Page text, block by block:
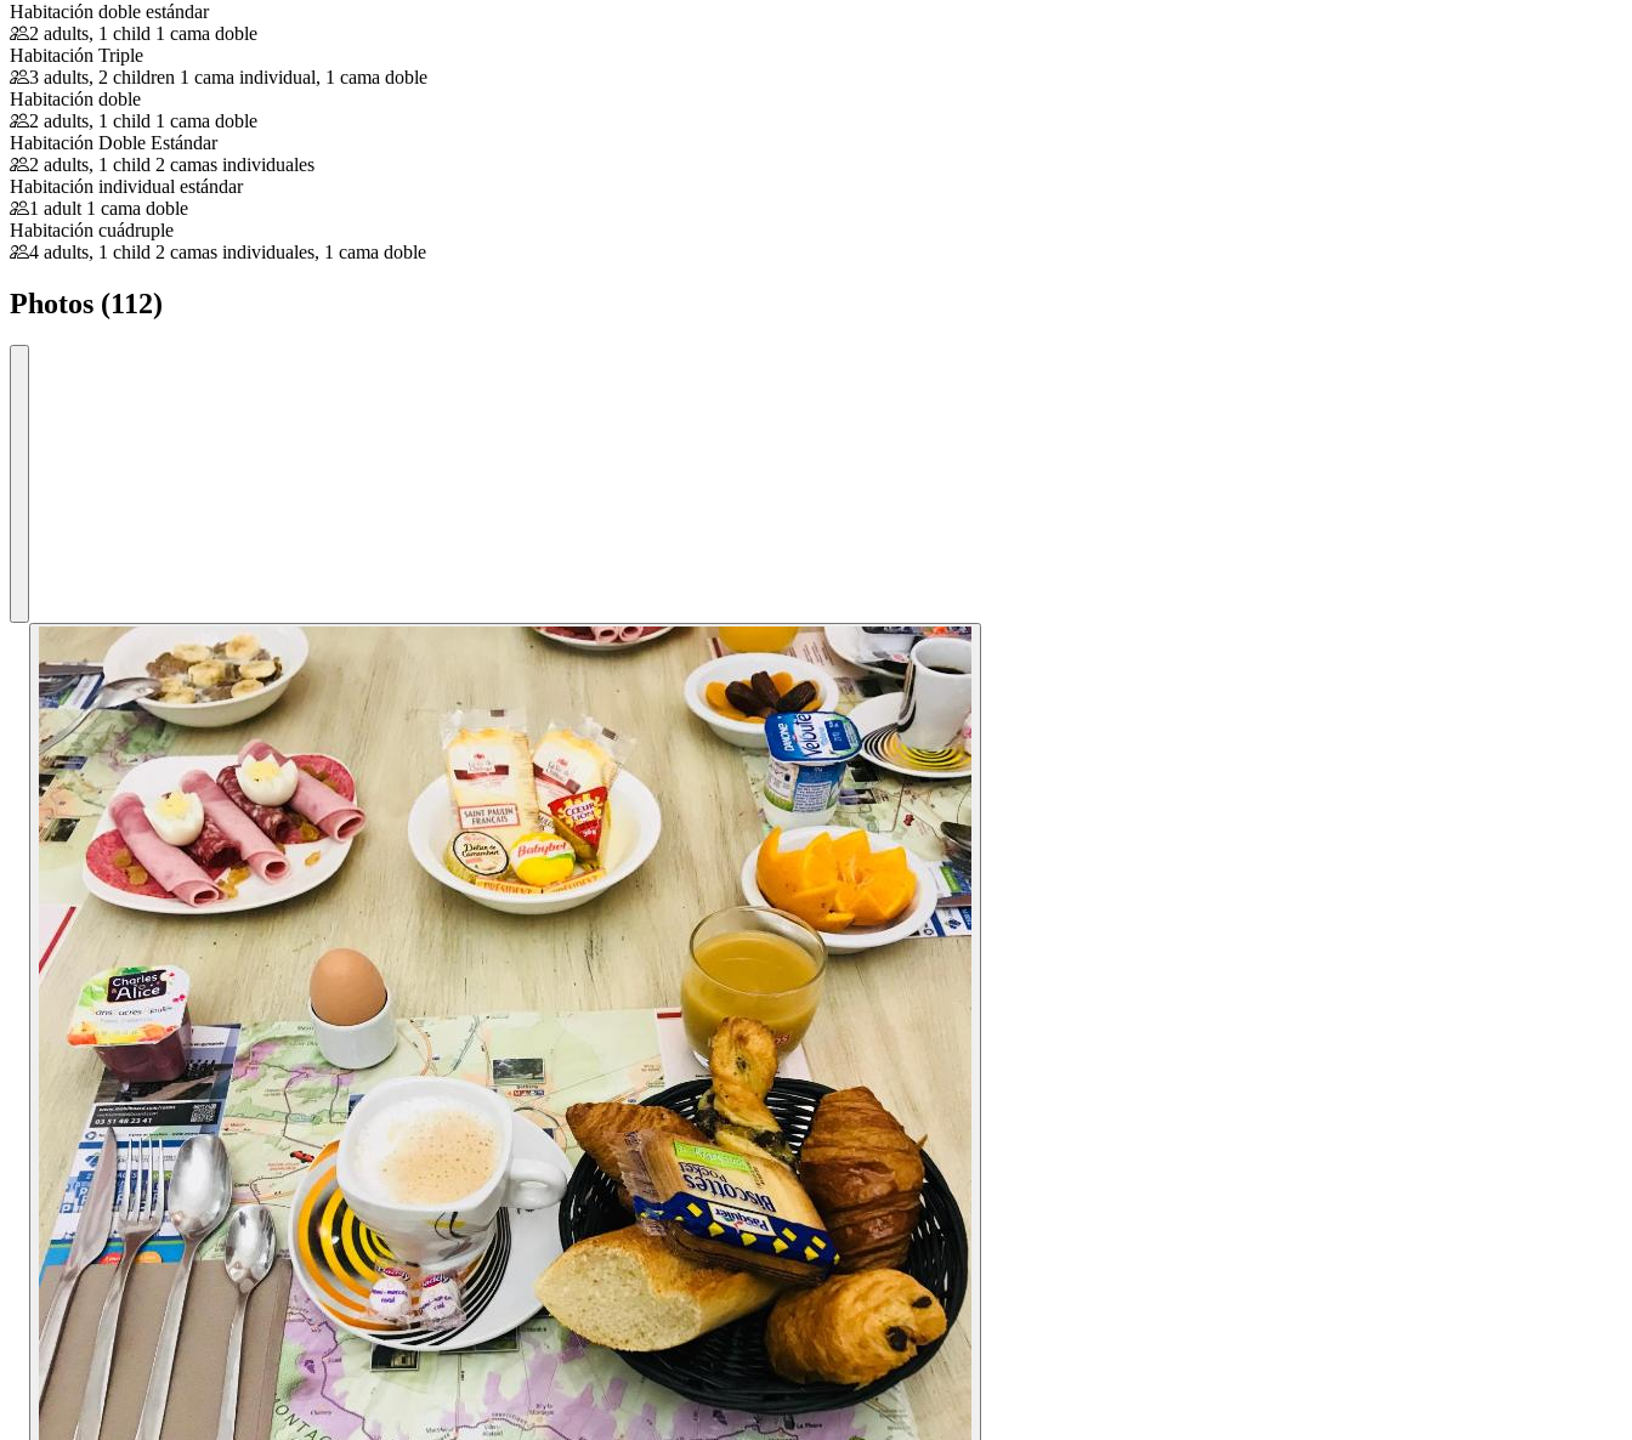
Habitación doble estándar
2 adults, 1 child 1 cama doble
Habitación Triple
3 adults, 2 children 1 cama individual, 1 cama doble
Habitación doble
2 adults, 1 child 1 cama doble
Habitación Doble Estándar
2 adults, 1 child 2 camas individuales
Habitación individual estándar
1 adult 1 cama doble
Habitación cuádruple
4 adults, 1 child 2 camas individuales, 1 cama doble
Photos (112)